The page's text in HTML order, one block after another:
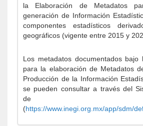
la Elaboración de Metadatos
generación de Información
componentes estadísticos
geográficos (vigente entre 2015 y
Los metadatos documentados bajo
para la elaboración de Metadatos
Producción de la Información
se pueden consultar a través del
de
(https://www.inegi.org.mx/app/sdm/